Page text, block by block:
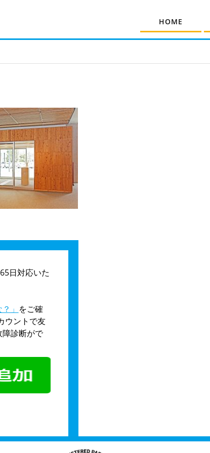
HOME
日対応いた
」 をご確
ウントで友
診断がで